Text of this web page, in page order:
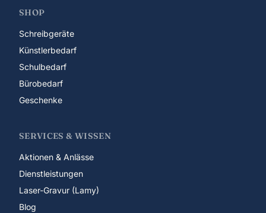
SHOP
Schreibgeräte
Künstlerbedarf
Schulbedarf
Bürobedarf
Geschenke
SERVICES & WISSEN
Aktionen & Anlässe
Dienstleistungen
Laser-Gravur (Lamy)
Blog